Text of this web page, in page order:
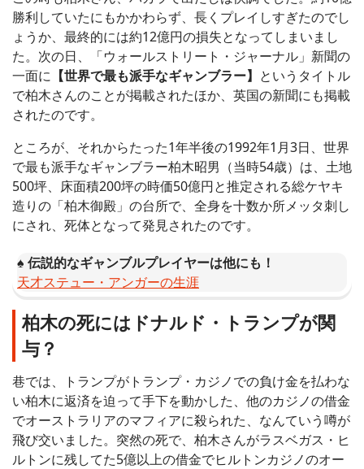
勝利していたにもかかわらず、長くプレイしすぎたのでし
ょうか、最終的には約12億円の損失となってしまいまし
た。次の日、「ウォールストリート・ジャーナル」新聞の
一面に 【世界で最も派手なギャンブラー】 というタイトル
で柏木さんのことが掲載されたほか、英国の新聞にも掲載
されたのです。
ところが、それからたった1年半後の1992年1月3日、世界
で最も派手なギャンブラー柏木昭男（当時54歳）は、土地
500坪、床面積200坪の時価50億円と推定される総ケヤキ
造りの「柏木御殿」の台所で、全身を十数か所メッタ刺し
にされ、死体となって発見されたのです。
♠️ 伝説的なギャンブルプレイヤーは他にも！
天才ステュー・アンガーの生涯
柏木の死にはドナルド・トランプが関
与？
巷では、トランプがトランプ・カジノでの負け金を払わな
い柏木に返済を迫って手下を動かした、他のカジノの借金
でオーストラリアのマフィアに殺られた、なんていう噂が
飛び交いました。突然の死で、柏木さんがラスベガス・ヒ
ルトンに残してた5億以上の借金でヒルトンカジノのオー